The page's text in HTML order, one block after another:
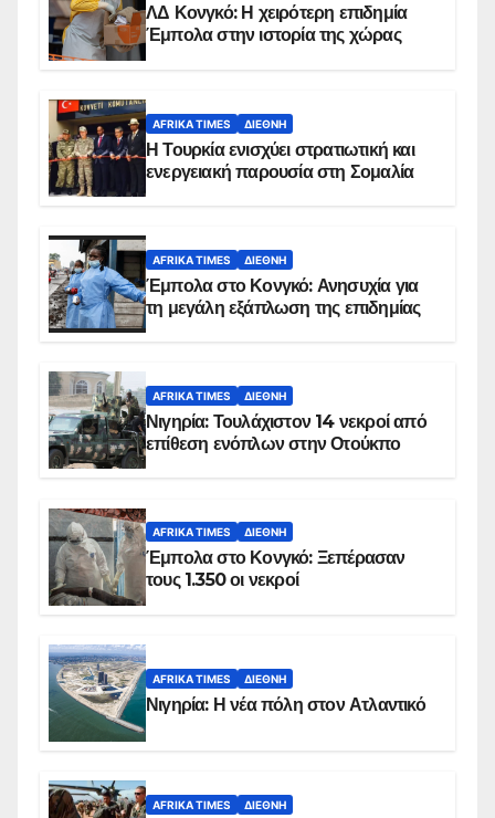
ΛΔ Κονγκό: Η χειρότερη επιδημία
Έμπολα στην ιστορία της χώρας
AFRIKA TIMES ΔΙΕΘΝΉ
Η Τουρκία ενισχύει στρατιωτική και
ενεργειακή παρουσία στη Σομαλία
AFRIKA TIMES ΔΙΕΘΝΉ
Έμπολα στο Κονγκό: Ανησυχία για
τη μεγάλη εξάπλωση της επιδημίας
AFRIKA TIMES ΔΙΕΘΝΉ
Νιγηρία: Τουλάχιστον 14 νεκροί από
επίθεση ενόπλων στην Οτούκπο
AFRIKA TIMES ΔΙΕΘΝΉ
Έμπολα στο Κονγκό: Ξεπέρασαν
τους 1.350 οι νεκροί
AFRIKA TIMES ΔΙΕΘΝΉ
Νιγηρία: Η νέα πόλη στον Ατλαντικό
AFRIKA TIMES ΔΙΕΘΝΉ